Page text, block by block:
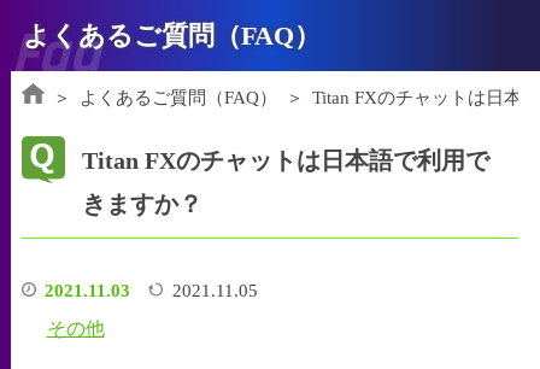
よくあるご質問（FAQ）
Faq
よくあるご質問（FAQ） Titan FXのチャットは日本
Titan FXのチャットは日本語で利用で
きますか？
2021.11.03 2021.11.05
その他